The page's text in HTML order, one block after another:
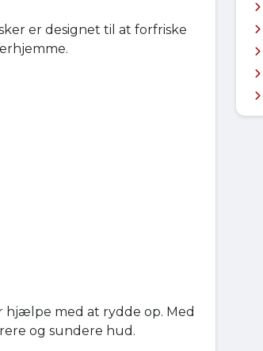
er designet til at forfriske
hjælpe med at rydde op. Med
og sundere hud.